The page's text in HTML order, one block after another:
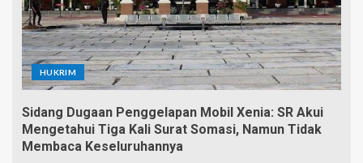
HUKRIM
Sidang Dugaan Penggelapan Mobil Xenia: SR Akui
Mengetahui Tiga Kali Surat Somasi, Namun Tidak
Membaca Keseluruhannya